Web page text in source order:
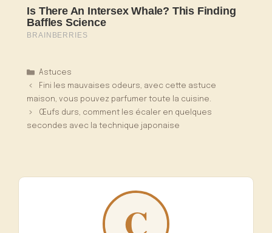
Catégories
Astuces
Fini les mauvaises odeurs, avec cette astuce
maison, vous pouvez parfumer toute la cuisine.
Œufs durs, comment les écaler en quelques
secondes avec la technique japonaise